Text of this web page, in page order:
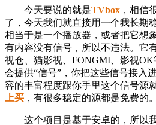
今天要说的就是TVbox ，相信
了，今天我们就直接用一个我长期
相当于是一个播放器，或者把它想
有内容没有信号，所以不违法。它
视仓、猫影视、FONGMI、影视
会提供“信号”，你把这些信号接入
容的丰富程度跟你手里这个信号源
上买 ，有很多稳定的源都是免费的。
这个项目是基于安卓的，所以我